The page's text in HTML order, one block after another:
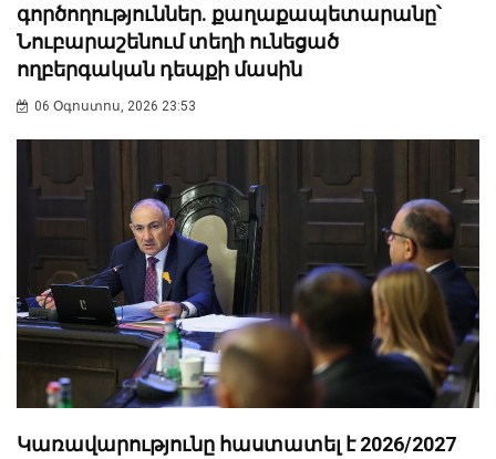
գործողություններ. քաղաքապետարանը՝
Նուբարաշենում տեղի ունեցած
ողբերգական դեպքի մասին
06 Օգոստոս, 2026 23:53
Կառավարությունը հաստատել է 2026/2027